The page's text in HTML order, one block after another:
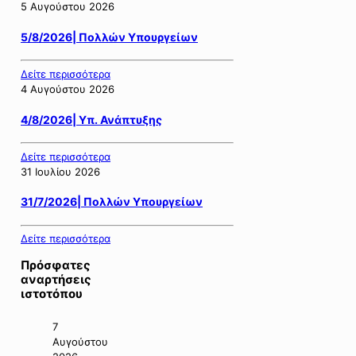
5 Αυγούστου 2026
5/8/2026| Πολλών Υπουργείων
Δείτε περισσότερα
4 Αυγούστου 2026
4/8/2026| Υπ. Ανάπτυξης
Δείτε περισσότερα
31 Ιουλίου 2026
31/7/2026| Πολλών Υπουργείων
Δείτε περισσότερα
Πρόσφατες
αναρτήσεις
ιστοτόπου
7
Αυγούστου